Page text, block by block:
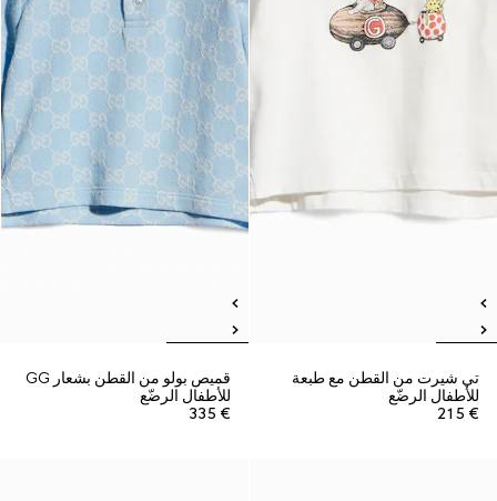
تي شيرت من القطن مع طبعة
للأطفال الرضّع
€ 215
قميص بولو من القطن بشعار GG
للأطفال الرضّع
€ 335